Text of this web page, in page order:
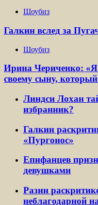
Шоубиз
Галкин вслед за
Шоубиз
Ирина Чериченко: «Я
своему сыну,
Линдси Лохан
избранник?
Галкин
«Пургонос»
Епифанцев
девушками
Разин
неблагодарной